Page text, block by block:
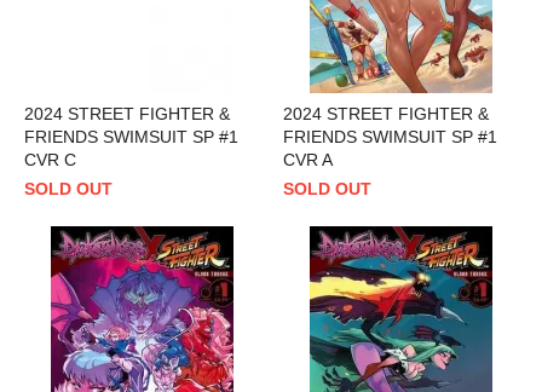
2024 STREET FIGHTER &
FRIENDS SWIMSUIT SP #1
CVR C
SOLD OUT
2024 STREET FIGHTER &
FRIENDS SWIMSUIT SP #1
CVR A
SOLD OUT